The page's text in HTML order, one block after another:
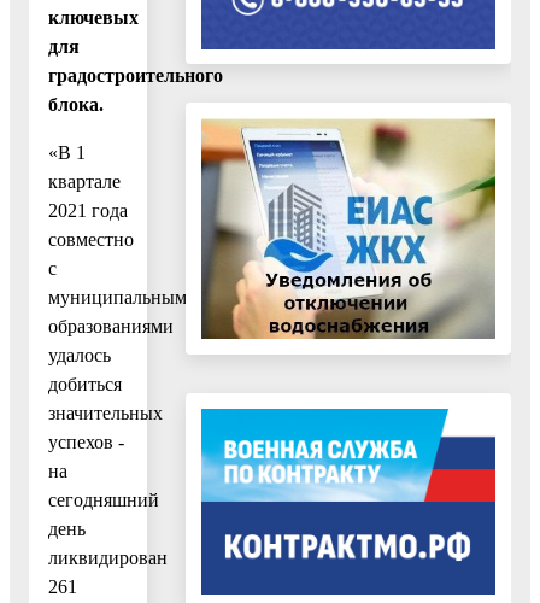
ключевых
для
градостроительного
блока.
«В 1
квартале
2021 года
совместно
с
муниципальными
образованиями
удалось
добиться
значительных
успехов -
на
сегодняшний
день
ликвидирован
261